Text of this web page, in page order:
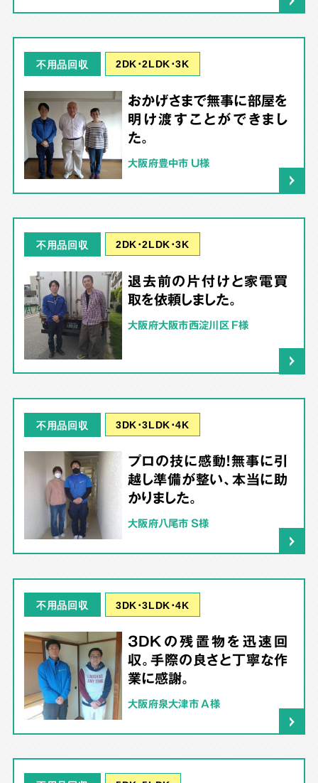
不用品回収 2DK･2LDK･3K
おかげさまで無事に部屋を
明け渡すことができまし
た。
大阪府豊中市 U様
不用品回収 2DK･2LDK･3K
退去前の片付けと家電買
取を依頼しました。
大阪府大阪市西淀川区 F様
不用品回収 3DK･3LDK･4K
プロの技に感動！無事に引
越し準備が整い、本当に助
かりました。
大阪府八尾市 S様
不用品回収 3DK･3LDK･4K
3DKの残置物を迅速回
収。手際の良さと丁寧な作
業に感謝。
大阪府泉大津市 A様